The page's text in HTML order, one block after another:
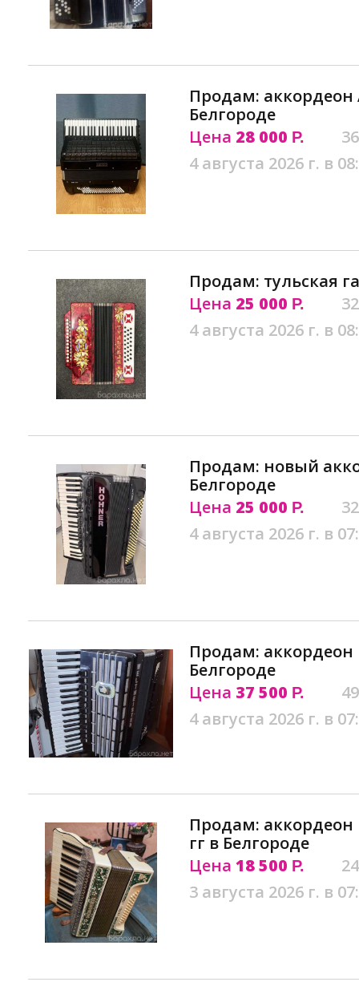
Продам: аккордеон
Белгороде
Цена 28 000 Р.
4 августа 2026 г. в
Продам: тульская
Цена 25 000 Р.
4 августа 2026 г. в
Продам: новый
Белгороде
Цена 25 000 Р.
4 августа 2026 г. в
Продам:
Белгороде
Цена 37 500 Р.
4 августа 2026 г. в
Продам: аккордеон
гг в Белгороде
Цена 18 500 Р.
3 августа 2026 г. в